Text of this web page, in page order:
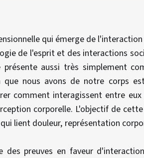
qui émerge de
de l'esprit et des interactions
aussi très simplement
nous avons de notre corps
comment interagissent entre eux
corporelle. L'objectif de
lient douleur, représentation
preuves en faveur